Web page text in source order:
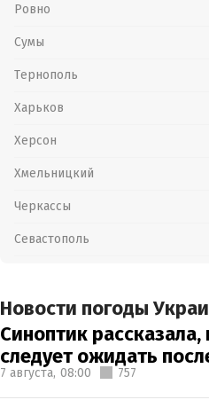
Ровно
Сумы
Тернополь
Харьков
Херсон
Хмельницкий
Черкассы
Севастополь
Новости погоды
Синоптик
следует ожидать
7 августа, 08:00 757